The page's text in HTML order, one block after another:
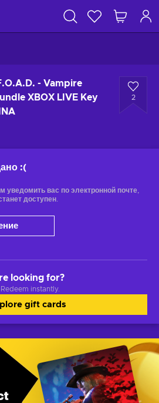
- Vampire
XBOX LIVE Key
2
:(
уведомить вас по электронной почте,
доступен.
looking for?
instantly.
gift cards